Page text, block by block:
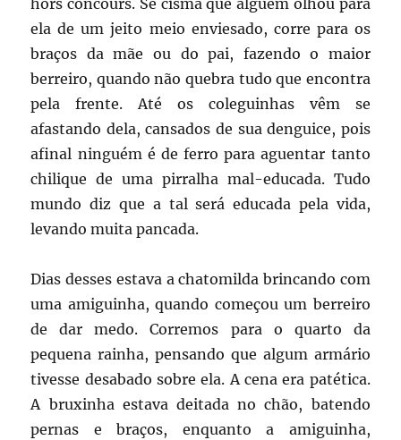
hors concours. Se cisma que alguém olhou para
ela de um jeito meio enviesado, corre para os
braços da mãe ou do pai, fazendo o maior
berreiro, quando não quebra tudo que encontra
pela frente. Até os coleguinhas vêm se
afastando dela, cansados de sua denguice, pois
afinal ninguém é de ferro para aguentar tanto
chilique de uma pirralha mal-educada. Tudo
mundo diz que a tal será educada pela vida,
levando muita pancada.
Dias desses estava a chatomilda brincando com
uma amiguinha, quando começou um berreiro
de dar medo. Corremos para o quarto da
pequena rainha, pensando que algum armário
tivesse desabado sobre ela. A cena era patética.
A bruxinha estava deitada no chão, batendo
pernas e braços, enquanto a amiguinha,